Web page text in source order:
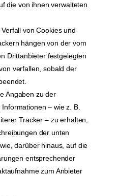
die von ihnen verwalteten
von Cookies und
hängen von der vom
Drittanbieter festgelegten
verfallen, sobald der
Angaben zu der
– wie z. B.
Tracker – zu erhalten,
der unten
darüber hinaus, auf die
entsprechender
zum Anbieter